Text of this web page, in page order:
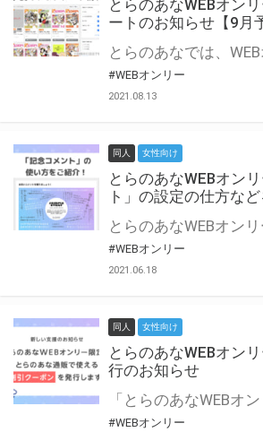
とらのあなWEBオン
ートのお知らせ【9月
#WEBオンリー
2021.08.13
同人 女性向け
とらのあなWEBオン
ト」の設定の仕方な
#WEBオンリー
2021.06.18
同人 女性向け
とらのあなWEBオン
行のお知らせ
#WEBオンリー